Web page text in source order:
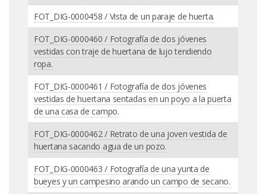
FOT_DIG-0000458 / Vista de un paraje de huerta.
FOT_DIG-0000460 / Fotografía de dos jóvenes
vestidas con traje de huertana de lujo tendiendo
ropa.
FOT_DIG-0000461 / Fotografía de dos jóvenes
vestidas de huertana sentadas en un poyo a la puerta
de una casa de campo.
FOT_DIG-0000462 / Retrato de una joven vestida de
huertana sacando agua de un pozo.
FOT_DIG-0000463 / Fotografía de una yunta de
bueyes y un campesino arando un campo de secano.